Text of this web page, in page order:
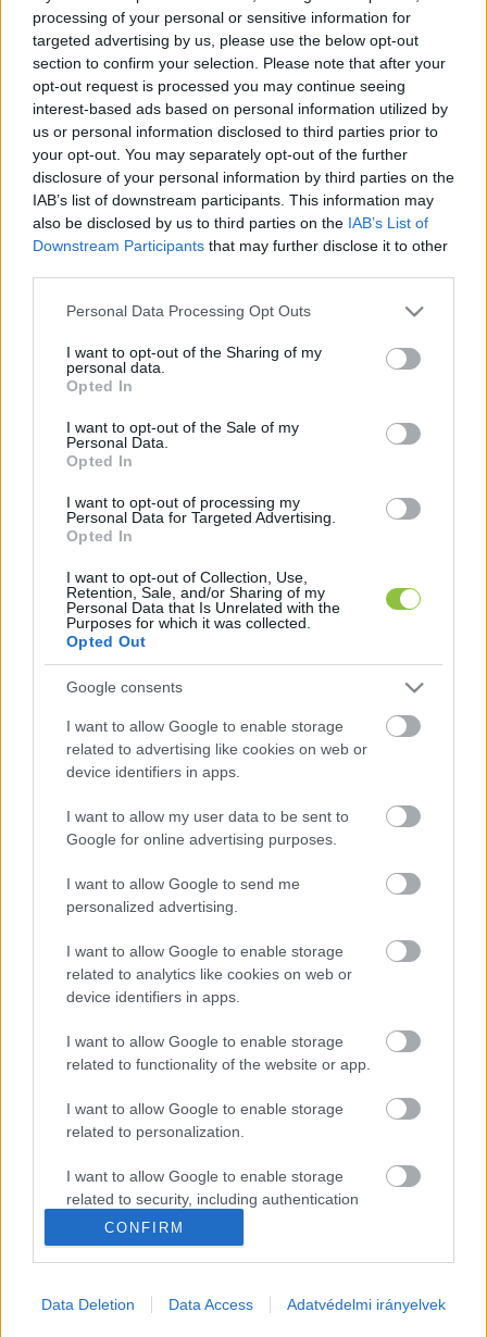
processing of your personal or sensitive information for
targeted advertising by us, please use the below opt-out
section to confirm your selection. Please note that after your
opt-out request is processed you may continue seeing
interest-based ads based on personal information utilized by
us or personal information disclosed to third parties prior to
your opt-out. You may separately opt-out of the further
disclosure of your personal information by third parties on the
IAB’s list of downstream participants. This information may
also be disclosed by us to third parties on the IAB’s List of
Downstream Participants that may further disclose it to other
Please note that this website/app uses one or more Google
not limited to your visit or usage behaviour. You may click to
grant or deny consent to Google and its third-party tags to
use your data for below specified purposes in below Google
consent section.
Personal Data Processing Opt Outs
I want to opt-out of the Sharing of my
personal data.
Opted In
I want to opt-out of the Sale of my
Personal Data.
Opted In
I want to opt-out of processing my
Personal Data for Targeted Advertising.
Opted In
I want to opt-out of Collection, Use,
Retention, Sale, and/or Sharing of my
Personal Data that Is Unrelated with the
Purposes for which it was collected.
Opted Out
Google consents
I want to allow Google to enable storage
related to advertising like cookies on web or
device identifiers in apps.
I want to allow my user data to be sent to
Google for online advertising purposes.
I want to allow Google to send me
personalized advertising.
I want to allow Google to enable storage
related to analytics like cookies on web or
device identifiers in apps.
I want to allow Google to enable storage
related to functionality of the website or app.
I want to allow Google to enable storage
related to personalization.
I want to allow Google to enable storage
related to security, including authentication
functionality and fraud prevention, and other
user protection.
CONFIRM
Data Deletion Data Access Adatvédelmi irányelvek
Falusi Norbert, a KecsUP Hírek újságírója többek
között arról beszélgetett Dr. Rácz Andrással,
hogy a Trump-kormányzat vélhetően miért nem
fogja elismerni a Krímet orosz területként, ahogy
az is szóba került, mintha Moszkvának tett
gesztusokkal próbálná elérni a 30 napos
fegyverszünetet az amerikai adminisztráció.
Érintették Fehéroroszország és Moldova
szerepét az orosz-ukrán háború során, és kicsit
elidőztek a háborús felek erőforrásai és eddig
honnan tájékozódhatunk az Oroszországon
belüli állapotokról. Felmerült Magyarország
nemzetközi helyzete, de az is, hogy miként fér
össze a jobboldali, historizáló narratívával az új
orosz birodalom felemelkedése.
Kitértek Orbán Viktor politikai kommunikációjára
kapcsán az elmúlt évtizedben, és ebben a
hogy Kárpátalja magyar közössége milyen
jogokat és lehetőségeket kaphat a háború utáni
Ukrajnában.
A március 18-án rögzített adásnak a Kápolna
utca 22. szám alatt működő Civilla Közösségi Ház
újonnan berendezett podcast stúdiója adott
otthont, amely a kecskeméti civil szervezetek
számára is nyitva áll. Érdeklődni ezen a címen